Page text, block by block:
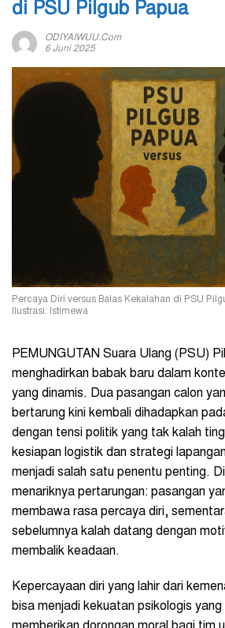
di PSU Pilgub Papua
ODIYAIWUU.com
6 Juni 2025
Percaya Diri versus Balas Kekalahan di PSU
Ilustrasi: Istimewa
PEMUNGUTAN Suara Ulang (PSU)
menghadirkan babak baru dalam
yang dinamis. Dua pasangan calon
bertarung kini kembali dihadapkan
dengan tensi politik yang tak kalah
kesiapan logistik dan strategi
menjadi salah satu penentu penting.
menariknya pertarungan: pasangan
membawa rasa percaya diri,
sebelumnya kalah datang dengan
membalik keadaan.
Kepercayaan diri yang lahir dari
bisa menjadi kekuatan psikologis yang